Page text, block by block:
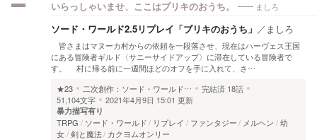
いらっしゃいませ、ここはブリキのおうち。 ましろ
ソード・ワールド2.5リプレイ「ブリキのおうち」 ／ ましろ
皆さまはマヌーカ村からの依頼を一段落させ、現在はハーヴェス王国
にある冒険者ギルド〈サニーサイドアップ〉に滞在している冒険者で
す。 村に帰る前に一週間ほどのオフを手に入れて、さ…
★23
二次創作：ソード・ワールド… 完結済 18話
51,104文字
2021年4月9日 15:01 更新
暴力描写有り
TRPG ソード・ワールド リプレイ ファンタジー メルヘン
幼
女 剣と魔法 カクヨムオンリー